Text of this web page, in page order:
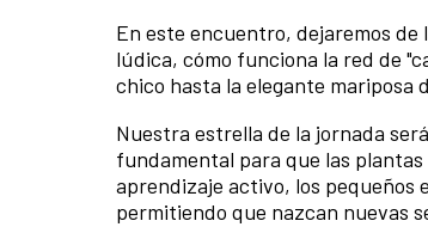
En este encuentro, dejaremos
lúdica, cómo funciona la red de
chico hasta la elegante mariposa
Nuestra estrella de la jornada
fundamental para que las
aprendizaje activo, los pequeños
permitiendo que nazcan nuevas